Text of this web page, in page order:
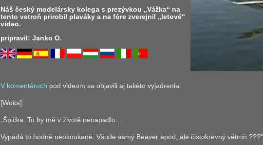
Náš český modelársky kolega s prezývkou „Vážka“ na
tento vetroň prirobil plaváky a na fóre zverejnil „letové“
video.
pripravil: Janko O.
V komentároch pod videom sa objavili aj takéto vyjadrenia:
[Woita]:
„Špička. To by mě v životě nenapadlo ...
Vypadá to hodně neokoukaně. Všude samý Beaver apod, ale čistokrevný větroň ???“